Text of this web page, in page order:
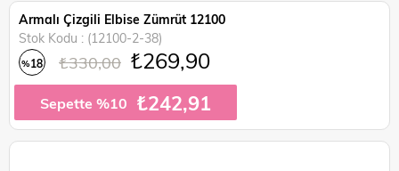
Armalı Çizgili Elbise Zümrüt 12100
Stok Kodu
(12100-2-38)
%18 ₺330,00 ₺269,90
Sepette %10 ₺242,91